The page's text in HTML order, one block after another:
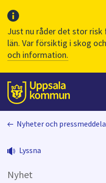
Just nu råder det stor risk
län. Var försiktig i skog
och information.
Till sidans
huvudinnehåll
Nyheter och
Lyssna
Nyhet